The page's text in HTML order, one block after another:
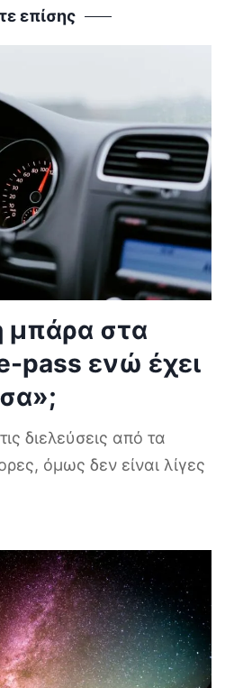
επίσης
μπάρα στα
pass ενώ έχει
διελεύσεις από τα
όμως δεν είναι λίγες